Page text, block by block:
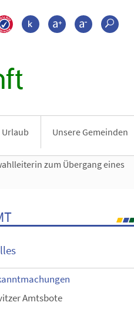
KontrastSchrift größerSchrift kleiner
Suche
Unsere Gemeinden
zum Übergang eines
Amtsbote